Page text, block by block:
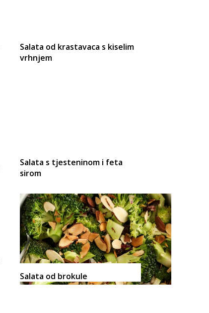
Salata od krastavaca s kiselim
vrhnjem
Salata s tjesteninom i feta
sirom
Salata od brokule